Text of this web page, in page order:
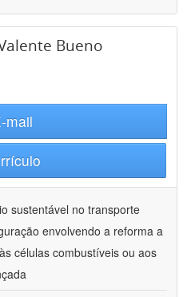
Bueno
mail
sustentável no transporte
envolvendo a reforma a
células combustíveis ou aos